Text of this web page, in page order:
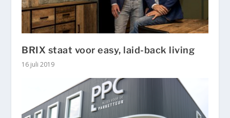
BRIX staat voor easy, laid-back living
16 juli 2019